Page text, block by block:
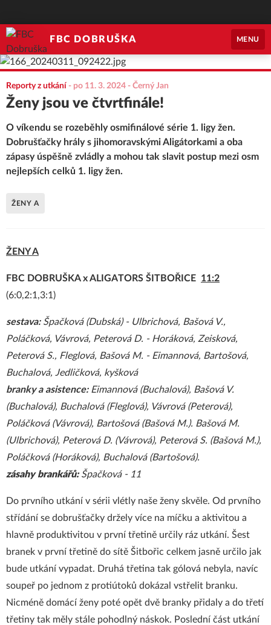
FBC DOBRUŠKA MENU
Reporty z utkání - po 11. 3. 2024 - Černý Jan
Ženy jsou ve čtvrtfinále!
O víkendu se rozeběhly osmifinálové série 1. ligy žen.
Dobrušťačky hrály s jihomoravskými Aligátorkami a oba
zápasy úspěšně zvládly a mohou tak slavit postup mezi osm
nejlepších celků 1. ligy žen.
ŽENY A
ŽENY A
FBC DOBRUŠKA x ALIGATORS ŠITBOŘICE 11:2
(6:0,2:1,3:1)
sestava: Špačková (Dubská) - Ulbrichová, Bašová V.,
Poláčková, Vávrová, Peterová D. - Horáková, Zeisková,
Peterová S., Fleglová, Bašová M. - Eimannová, Bartošová,
Buchalová, Jedličková, kyšková
branky a asistence: Eimannová (Buchalová), Bašová V.
(Buchalová), Buchalová (Fleglová), Vávrová (Peterová),
Poláčková (Vávrová), Bartošová (Bašová M.). Bašová M.
(Ulbrichová), Peterová D. (Vávrová), Peterová S. (Bašová M.),
Poláčková (Horáková), Buchalová (Bartošová).
zásahy brankářů: Špačková - 11
Do prvního utkání v sérii vlétly naše ženy skvěle. Od prvního
střídání se dobrušťačky držely více na míčku a aktivitou a
hlavně produktivitou v první třetině určily ráz utkání. Šest
branek v první třetině do sítě Šitbořic celkem jasně určilo jak
bude utkání vypadat. Druhá třetina tak gólová nebyla, navíc
soupeř po jednom z protiútoků dokázal vstřelit branku.
Nicméně domácí ženy poté opět dvě branky přidaly a do třetí
třetiny tak měly stále pohodlný náskok. Poslední část utkání